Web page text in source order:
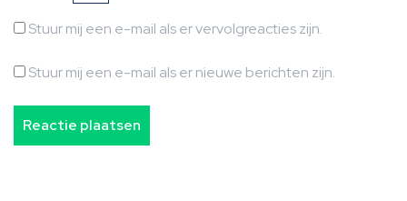
Stuur mij een e-mail als er vervolgreacties zijn.
Stuur mij een e-mail als er nieuwe berichten zijn.